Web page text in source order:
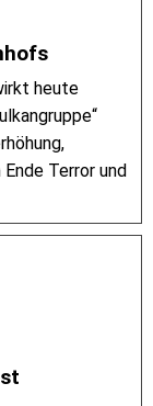
heute
Terror und